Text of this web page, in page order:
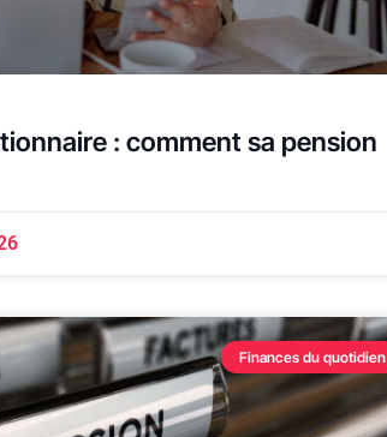
: comment sa pension
Finances du quotidien